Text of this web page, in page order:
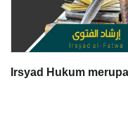
"Irsyad Hukum